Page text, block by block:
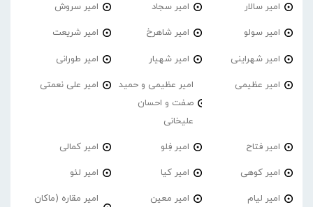
امیر سالار امیر سجاد امیر سروش
امیر سولو امیر شاهرخ امیر شریعت
امیر شهراینی امیر شهیار امیر طورانی
امیر عظیمی
امیر عظیمی و حمید
صفت و احسان
علیخانی
امیر علی نعمتی
امیر فتاح امیر فِلو امیر کمالی
امیر کوهی امیر کیا امیر لئو
امیر لیام امیر معین
امیر مقاره (ماکان